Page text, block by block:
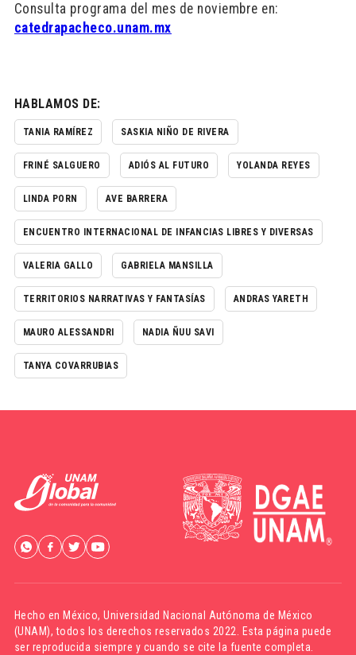
Consulta programa del mes de noviembre en:
catedrapacheco.unam.mx
HABLAMOS DE:
TANIA RAMÍREZ SASKIA NIÑO DE RIVERA
FRINÉ SALGUERO ADIÓS AL FUTURO YOLANDA REYES
LINDA PORN AVE BARRERA
ENCUENTRO INTERNACIONAL DE INFANCIAS LIBRES Y DIVERSAS
VALERIA GALLO GABRIELA MANSILLA
TERRITORIOS NARRATIVAS Y FANTASÍAS ANDRAS YARETH
MAURO ALESSANDRI NADIA ÑUU SAVI
TANYA COVARRUBIAS
Hecho en México,Universidad Nacional Autónoma de México
(UNAM), todos los derechos reservados 2022. Esta página puede
ser reproducida siempre y cuando se cite la fuente completa.